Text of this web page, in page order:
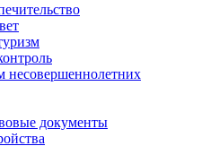
несовершеннолетних
документы